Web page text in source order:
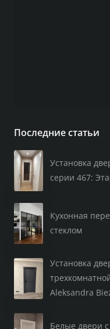
Последние статьи
Установка
серии 467:
Кухонная
стеклом
Установка
Aleksandra
Белые двери